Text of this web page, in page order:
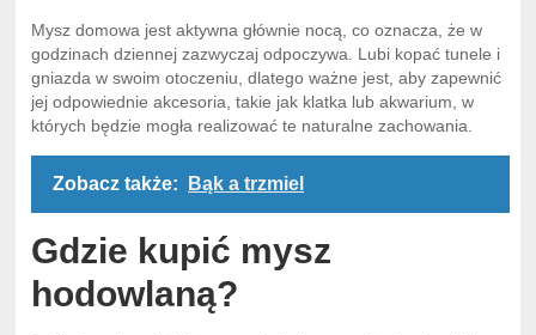
Mysz domowa jest aktywna głównie nocą, co oznacza, że w
godzinach dziennej zazwyczaj odpoczywa. Lubi kopać tunele i
gniazda w swoim otoczeniu, dlatego ważne jest, aby zapewnić
jej odpowiednie akcesoria, takie jak klatka lub akwarium, w
których będzie mogła realizować te naturalne zachowania.
Zobacz także: Bąk a trzmiel
Gdzie kupić mysz
hodowlaną?